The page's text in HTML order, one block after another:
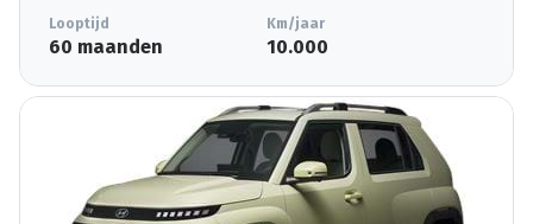
Looptijd
60 maanden
Km/jaar
10.000